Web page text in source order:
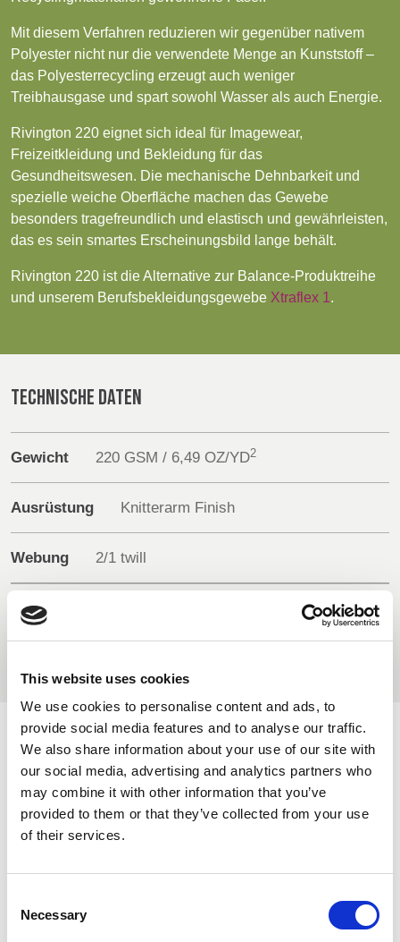
This website uses cookies
We use cookies to personalise content and ads, to
provide social media features and to analyse our traffic.
We also share information about your use of our site with
our social media, advertising and analytics partners who
may combine it with other information that you’ve
provided to them or that they’ve collected from your use
of their services.
Selection
Necessary
Products
Sustainability
Veranstaltungen
Contact
Einloggen
Anmelden
NAUMD 2026 (1)
FUTURE FORCES
(1)
FINNLAND
FRANCE, ITALY,
MOROCCO,
& TUNISIA
GERMANY,
AUSTRIA &
SWITZERLAND
HOLLAND
TRUTHAHN
BULGARIA,
ROMANIA &
DENMARK,
SWEDEN
IRELAND &
Mit diesem Verfahren reduzieren wir gegenüber nativem
Polyester nicht nur die verwendete Menge an Kunststoff –
das Polyesterrecycling erzeugt auch weniger
Treibhausgase und spart sowohl Wasser als auch Energie.
Rivington 220 eignet sich ideal für Imagewear,
Freizeitkleidung und Bekleidung für das
Gesundheitswesen. Die mechanische Dehnbarkeit und
spezielle weiche Oberfläche machen das Gewebe
besonders tragefreundlich und elastisch und gewährleisten,
das es sein smartes Erscheinungsbild lange behält.
Rivington 220 ist die Alternative zur Balance-Produktreihe
und unserem Berufsbekleidungsgewebe Xtraflex 1.
TECHNISCHE DATEN
Gewicht 220 GSM / 6,49 OZ/YD2
Ausrüstung Knitterarm Finish
Webung 2/1 twill
Zusammensetzung
65% Recycled polyester
VERFÜGBARE FARBEN
On-line Farben - Bitte kontaktieren Sie uns für Informationen
über neue Ergänzungen der Farbpalette , die über den
speziellen Farbstoff-Service einschließlich derjenigen, die
White